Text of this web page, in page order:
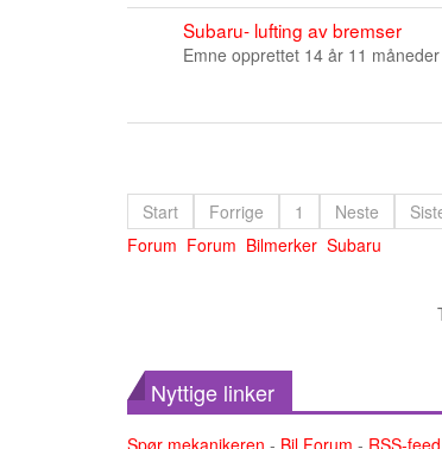
Subaru- lufting av bremser
Emne opprettet 14 år 11
Start Forrige 1 Neste
Forum Forum Bilmerker Subaru
Nyttige linker